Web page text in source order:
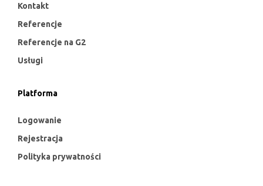
Kontakt
Referencje
Referencje na G2
Usługi
Platforma
Logowanie
Rejestracja
Polityka prywatności